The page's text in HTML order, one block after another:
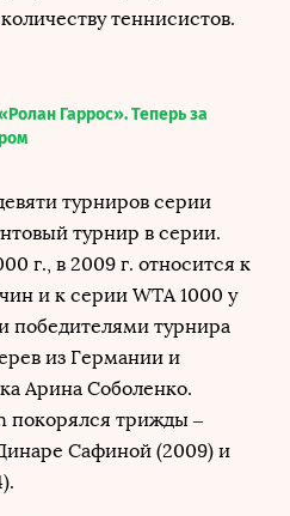
теннисистов.
Гаррос». Теперь за
турниров серии
турнир в серии.
г., в 2009 г. относится к
и к серии WTA 1000 у
турнира
из Германии и
Арина Соболенко.
покорялся трижды –
Сафиной (2009) и